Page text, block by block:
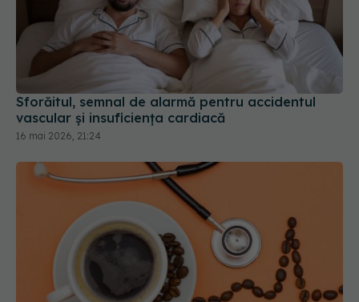
Sforăitul, semnal de alarmă pentru accidentul
vascular și insuficiența cardiacă
16 mai 2026, 21:24